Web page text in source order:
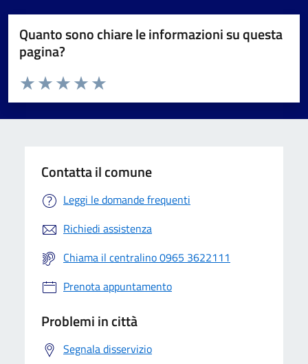
Quanto sono chiare le informazioni su questa
pagina?
Valuta da 1 a 5 stelle la pagina
Valuta 5 stelle su 5
Valuta 4 stelle su 5
Valuta 3 stelle su 5
Valuta 2 stelle su 5
Valuta 1 stelle su 5
Contatta il comune
Leggi le domande frequenti
Richiedi assistenza
Chiama il centralino 0965 3622111
Prenota appuntamento
Problemi in città
Segnala disservizio